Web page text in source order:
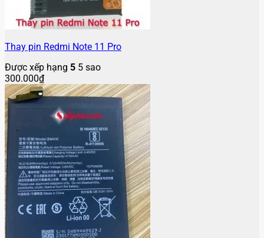
Thay pin Redmi Note 11 Pro
Được xếp hạng 5 5 sao
300.000₫